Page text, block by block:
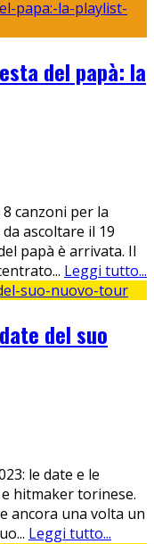
del papà: la
canzoni per la
ascoltare il 19
papà è arrivata. Il
... Leggi tutto...
del suo
le date e le
hitmaker torinese.
ancora una volta un
... Leggi tutto...